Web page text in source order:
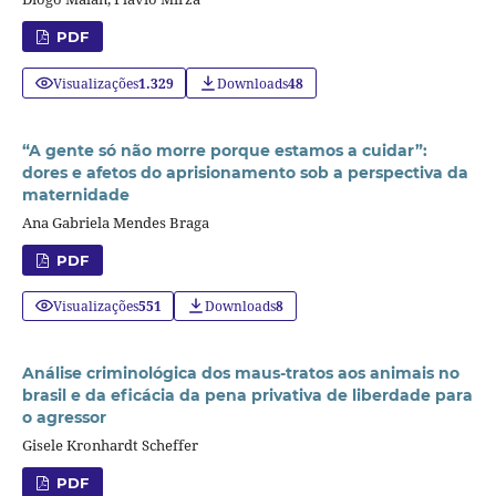
PDF
Visualizações1.329 Downloads48
“A gente só não morre porque estamos a cuidar”:
dores e afetos do aprisionamento sob a perspectiva da
maternidade
Ana Gabriela Mendes Braga
PDF
Visualizações551 Downloads8
Análise criminológica dos maus-tratos aos animais no
brasil e da eficácia da pena privativa de liberdade para
o agressor
Gisele Kronhardt Scheffer
PDF